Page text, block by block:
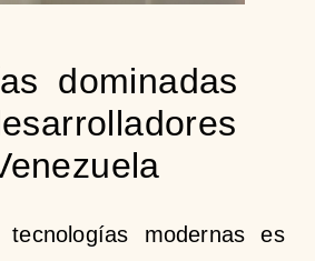
dominadas
modernas es